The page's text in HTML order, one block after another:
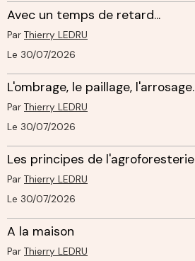
Avec un temps de retard...
Par Thierry LEDRU
Le 30/07/2026
L'ombrage, le paillage, l'arrosage.
Par Thierry LEDRU
Le 30/07/2026
Les principes de l'agroforesterie
Par Thierry LEDRU
Le 30/07/2026
A la maison
Par Thierry LEDRU